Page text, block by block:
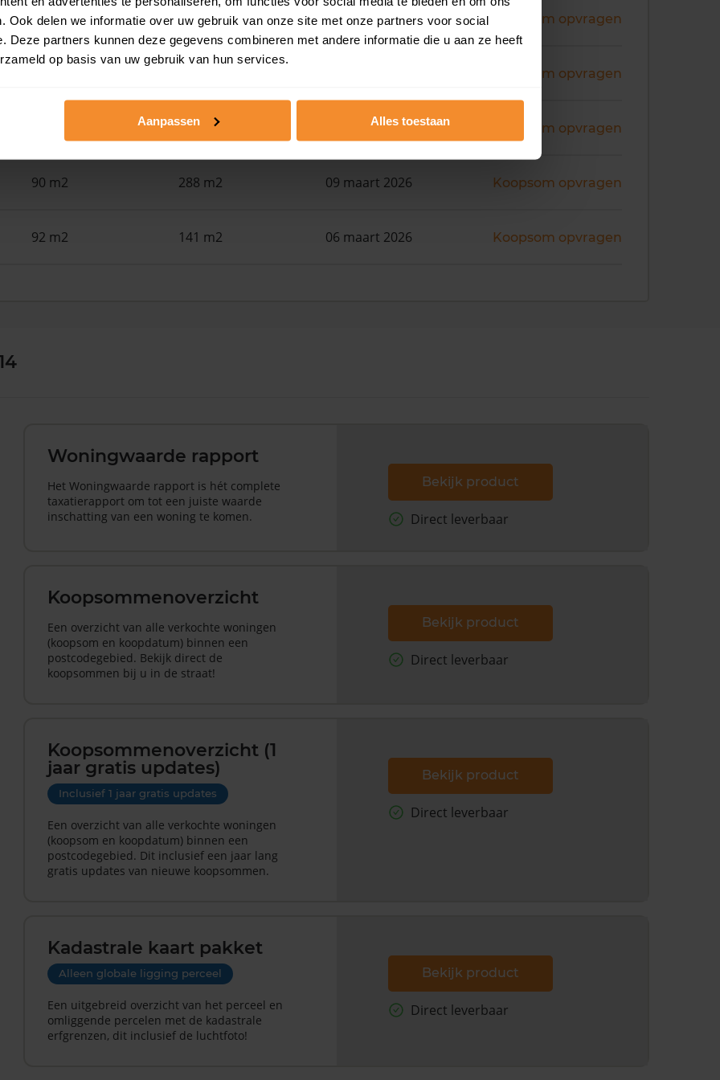
Ook delen we informatie over uw gebruik van onze site met onze partners voor social
Deze partners kunnen deze gegevens combineren met andere informatie die u aan ze heeft
op basis van uw gebruik van hun services.
Aanpassen Alles toestaan
45 m2 1.071 m2 01 juni 2026 Koopsom opvragen
Koopsom opvragen
2.920 m2 20 maart 2026 Koopsom opvragen
90 m2 288 m2 09 maart 2026 Koopsom opvragen
92 m2 141 m2 06 maart 2026 Koopsom opvragen
Woningwaarde rapport
Het Woningwaarde rapport is hét complete
taxatierapport om tot een juiste waarde
inschatting van een woning te komen.
Bekijk product
Direct leverbaar
Koopsommenoverzicht
Een overzicht van alle verkochte woningen
(koopsom en koopdatum) binnen een
postcodegebied. Bekijk direct de
koopsommen bij u in de straat!
Bekijk product
Direct leverbaar
Koopsommenoverzicht (1
jaar gratis updates)
Inclusief 1 jaar gratis updates
Een overzicht van alle verkochte woningen
(koopsom en koopdatum) binnen een
postcodegebied. Dit inclusief een jaar lang
gratis updates van nieuwe koopsommen.
Bekijk product
Direct leverbaar
Kadastrale kaart pakket
Alleen globale ligging perceel
Een uitgebreid overzicht van het perceel en
omliggende percelen met de kadastrale
erfgrenzen, dit inclusief de luchtfoto!
Bekijk product
Direct leverbaar